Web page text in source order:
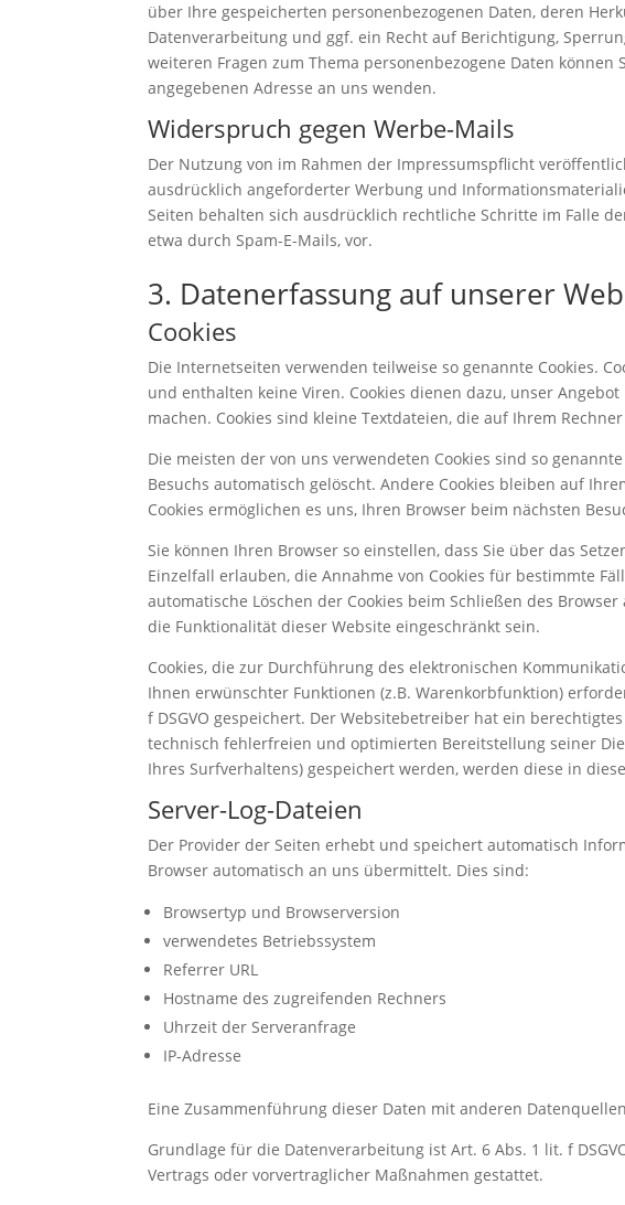
über Ihre gespeicherten personenbezogenen Daten, deren
Datenverarbeitung und ggf. ein Recht auf Berichtigung,
weiteren Fragen zum Thema personenbezogene Daten
angegebenen Adresse an uns wenden.
Widerspruch gegen Werbe-Mails
Der Nutzung von im Rahmen der Impressumspflicht
ausdrücklich angeforderter Werbung und
Seiten behalten sich ausdrücklich rechtliche Schritte im Falle
etwa durch Spam-E-Mails, vor.
3. Datenerfassung auf unserer
Cookies
Die Internetseiten verwenden teilweise so genannte Cookies.
und enthalten keine Viren. Cookies dienen dazu, unser
machen. Cookies sind kleine Textdateien, die auf Ihrem
Die meisten der von uns verwendeten Cookies sind so
Besuchs automatisch gelöscht. Andere Cookies bleiben auf
Cookies ermöglichen es uns, Ihren Browser beim nächsten
Sie können Ihren Browser so einstellen, dass Sie über das
Einzelfall erlauben, die Annahme von Cookies für bestimmte
automatische Löschen der Cookies beim Schließen des
die Funktionalität dieser Website eingeschränkt sein.
Cookies, die zur Durchführung des elektronischen
Ihnen erwünschter Funktionen (z.B. Warenkorbfunktion)
f DSGVO gespeichert. Der Websitebetreiber hat ein
technisch fehlerfreien und optimierten Bereitstellung seiner
Ihres Surfverhaltens) gespeichert werden, werden diese in
Server-Log-Dateien
Der Provider der Seiten erhebt und speichert automatisch
Browser automatisch an uns übermittelt. Dies sind:
Browsertyp und Browserversion
verwendetes Betriebssystem
Referrer URL
Hostname des zugreifenden Rechners
Uhrzeit der Serveranfrage
IP-Adresse
Eine Zusammenführung dieser Daten mit anderen
Grundlage für die Datenverarbeitung ist Art. 6 Abs. 1 lit. f
Vertrags oder vorvertraglicher Maßnahmen gestattet.